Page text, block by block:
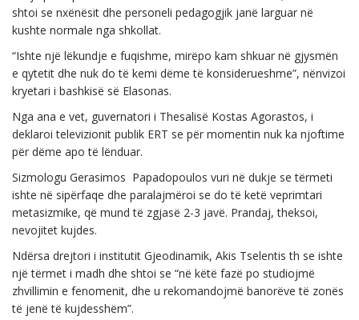
shtoi se nxënësit dhe personeli pedagogjik janë larguar në
kushte normale nga shkollat.
“Ishte një lëkundje e fuqishme, mirëpo kam shkuar në gjysmën
e qytetit dhe nuk do të kemi dëme të konsiderueshme”, nënvizoi
kryetari i bashkisë së Elasonas.
Nga ana e vet, guvernatori i Thesalisë Kostas Agorastos, i
deklaroi televizionit publik ERT se për momentin nuk ka njoftime
për dëme apo të lënduar.
Sizmologu Gerasimos Papadopoulos vuri në dukje se tërmeti
ishte në sipërfaqe dhe paralajmëroi se do të ketë veprimtari
metasizmike, që mund të zgjasë 2-3 javë. Prandaj, theksoi,
nevojitet kujdes.
Ndërsa drejtori i institutit Gjeodinamik, Akis Tselentis th se ishte
një tërmet i madh dhe shtoi se “në këtë fazë po studiojmë
zhvillimin e fenomenit, dhe u rekomandojmë banorëve të zonës
të jenë të kujdesshëm”.